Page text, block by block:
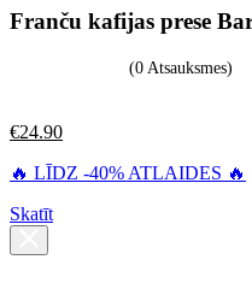
Franču kafijas prese
(0 Atsauksmes)
€24.90
🔥 LĪDZ -40% ATLAIDES 🔥
Skatīt